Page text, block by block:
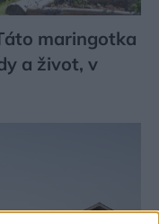
maringotka
a život, v